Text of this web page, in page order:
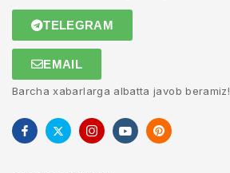
TELEGRAM
EMAIL
Barcha xabarlarga albatta javob beramiz!